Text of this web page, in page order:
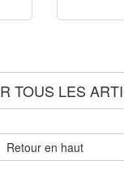
TOUS LES
Retour en haut